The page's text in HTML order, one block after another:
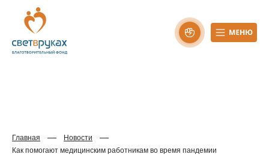
Главная
Новости
Как помогают медицинским работникам во время пандемии